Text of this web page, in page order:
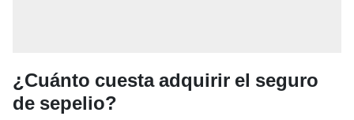
¿Cuánto cuesta adquirir el seguro
de sepelio?